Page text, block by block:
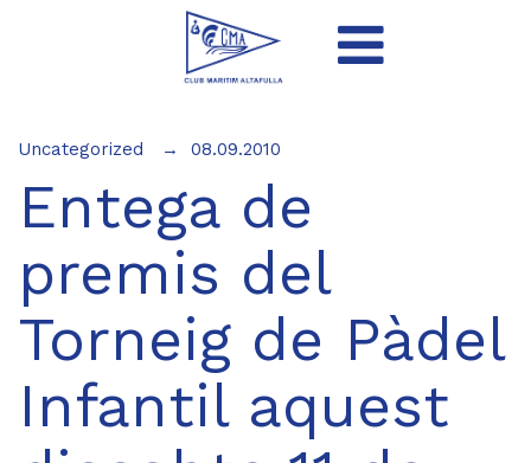
Uncategorized 08.09.2010
Entega de
premis del
Torneig de Pàdel
Infantil aquest